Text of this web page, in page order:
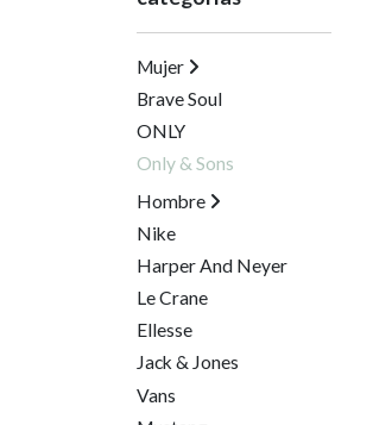
Mujer
Brave Soul
ONLY
Only & Sons
Hombre
Nike
Harper And Neyer
Le Crane
Ellesse
Jack & Jones
Vans